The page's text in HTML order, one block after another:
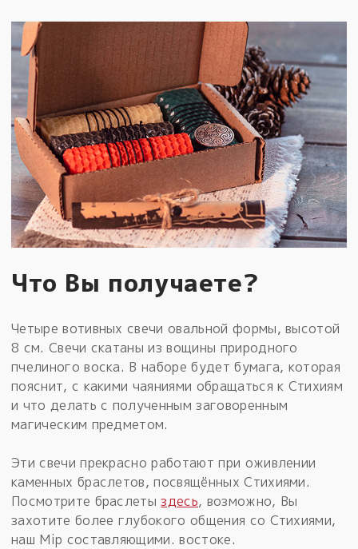
Что Вы получаете?
Четыре вотивных свечи овальной формы, высотой
8 см. Свечи скатаны из вощины природного
пчелиного воска. В наборе будет бумага, которая
пояснит, с какими чаяниями обращаться к Стихиям
и что делать с полученным заговоренным
магическим предметом.
Эти свечи прекрасно работают при оживлении
каменных браслетов, посвящённых Стихиями.
Посмотрите браслетыздесь, возможно, Вы
захотите более глубокого общения со Стихиями,
наш Мiр составляющими. востоке.